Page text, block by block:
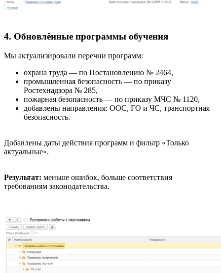
4. Обновлённые программы обучения
Мы актуализировали перечни программ:
охрана труда — по Постановлению № 2464,
промышленная безопасность — по приказу
Ростехнадзора № 285,
пожарная безопасность — по приказу МЧС № 1120,
добавлены направления: ООС, ГО и ЧС, транспортная
безопасность.
Добавлены даты действия программ и фильтр «Только
актуальные».
Результат: меньше ошибок, больше соответствия
требованиям законодательства.